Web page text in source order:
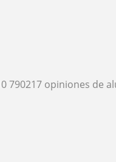
790217 opiniones de